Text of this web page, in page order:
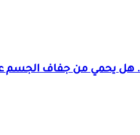
هل يحمي من جفاف الجسم